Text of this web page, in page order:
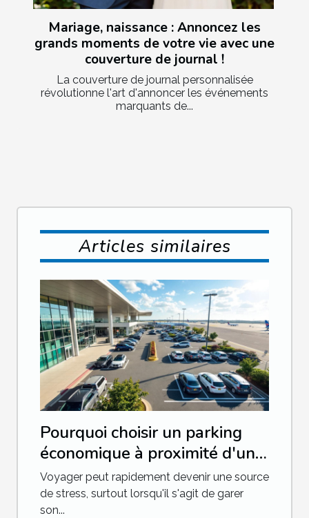
Mariage, naissance : Annoncez les
grands moments de votre vie avec une
couverture de journal !
La couverture de journal personnalisée
révolutionne l'art d'annoncer les événements
marquants de...
Articles similaires
Pourquoi choisir un parking
économique à proximité d'un
aéroport ?
Voyager peut rapidement devenir une source
de stress, surtout lorsqu'il s'agit de garer
son...